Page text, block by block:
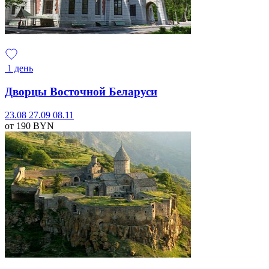
1 день
Дворцы Восточной Беларуси
23.08 27.09 08.11
от 190 BYN